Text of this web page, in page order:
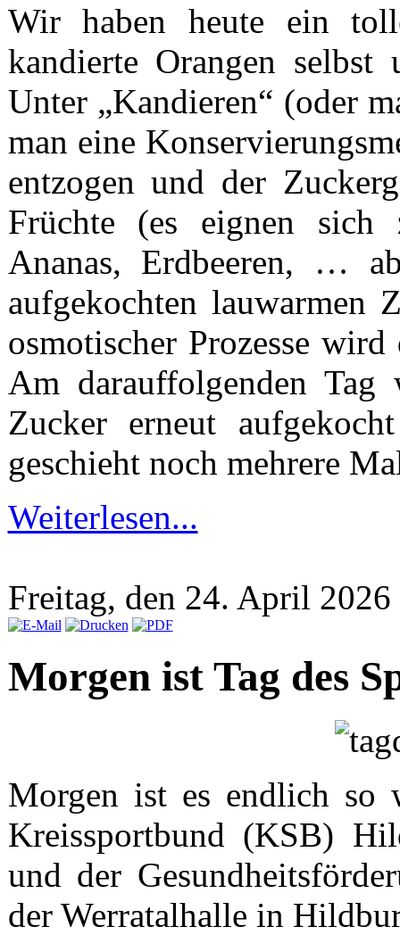
Wir haben heute ein
kandierte Orangen
Unter „Kandieren“ (oder
man eine
entzogen und der
Früchte (es eignen sich
Ananas, Erdbeeren, …
aufgekochten lauwarmen
osmotischer Prozesse
Am darauffolgenden
Zucker erneut
geschieht noch mehrere
Weiterlesen...
Freitag, den 24. April
Morgen ist Tag des
Morgen ist es endlich
Kreissportbund (KSB)
und der
der Werratalhalle in